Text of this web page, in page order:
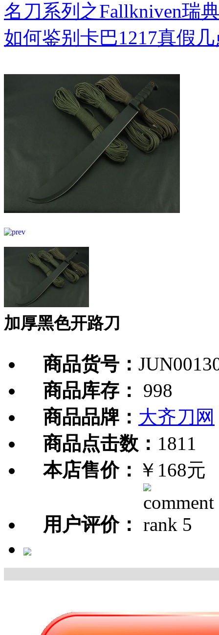
名刀系列之Fallkniven瑞
如何鉴别卡巴1217真假
加厚黑色开路刀
商品货号：
商品库存：
998
商品品牌： 大齐刀网
商品点击数： 1811
本店售价： ￥168元
用户评价：